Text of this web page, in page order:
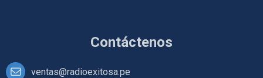
Contáctenos
ventas@radioexitosa.pe